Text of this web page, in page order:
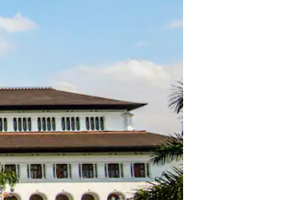
ir braukdami per ekraną.